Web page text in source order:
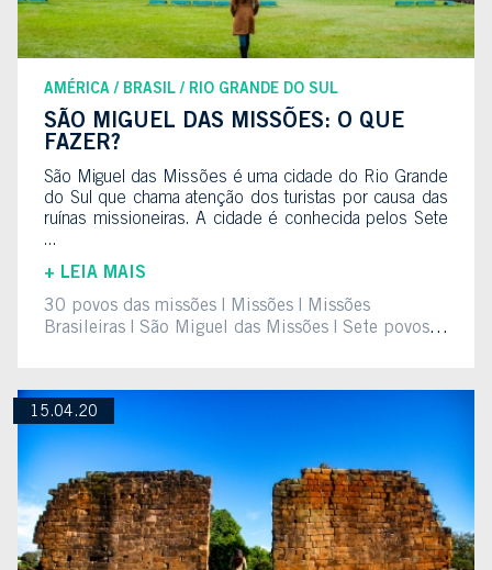
AMÉRICA BRASIL RIO GRANDE DO SUL
SÃO MIGUEL DAS MISSÕES: O QUE
FAZER?
São Miguel das Missões é uma cidade do Rio Grande
do Sul que chama atenção dos turistas por causa das
ruínas missioneiras. A cidade é conhecida pelos Sete
...
+ LEIA MAIS
30 povos das missões
Missões
Missões
Brasileiras
São Miguel das Missões
Sete povos
15.04.20